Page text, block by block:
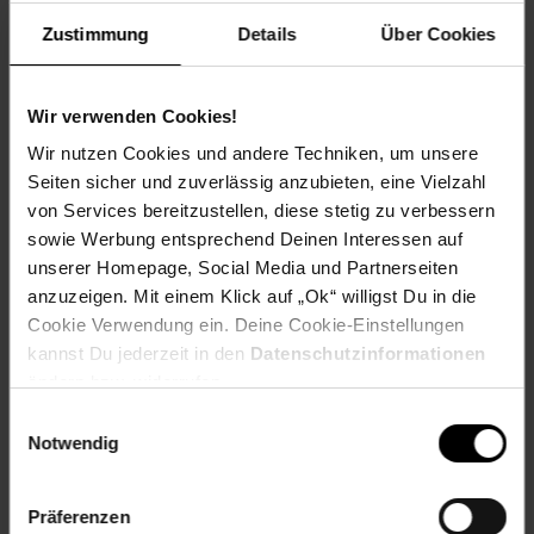
Zustimmung Details Über Cookies
Wir verwenden Cookies!
Wir nutzen Cookies und andere Techniken, um unsere
Seiten sicher und zuverlässig anzubieten, eine Vielzahl
von Services bereitzustellen, diese stetig zu verbessern
sowie Werbung entsprechend Deinen Interessen auf
unserer Homepage, Social Media und Partnerseiten
anzuzeigen. Mit einem Klick auf „Ok“ willigst Du in die
Cookie Verwendung ein. Deine Cookie-Einstellungen
kannst Du jederzeit in den Datenschutzinformationen
Notwendig
Präferenzen
reinigende Kunststoff und die robuste Bauweise garantieren
einen langen Spielspaß.
Altersempfehlung:Für Kinder von 4 bis 10 Jahren
Material:Hochwertiger, langlebiger Kunststoff.
Farbe:Mehrfarbig.
Kategorie:City Action.
Lieferumfang:1 Kehrmaschine mit drehbaren Bürsten,
1 Figur.
Fazit
Die PLAYMOBIL Kehrmaschine verbindet Spiel und Lernen
Highlight im Spielzimmer jeden kleinen Stadtarbeiters und
ideal für Geschenke. Lass deiner Fantasie freien Lauf und
Alter ab 4 Jahre